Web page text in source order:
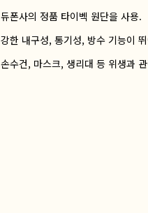
듀폰사의 정품 타이벡 원단을 사용.
강한 내구성, 통기성, 방수 기능이
손수건, 마스크, 생리대 등 위생과